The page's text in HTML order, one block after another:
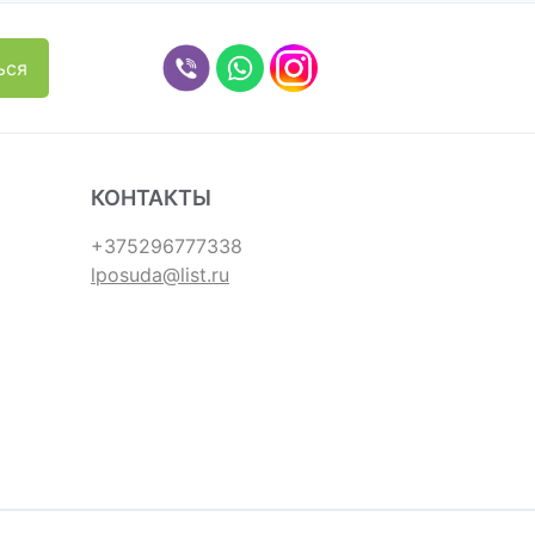
КОНТАКТЫ
+375296777338
lposuda@list.ru